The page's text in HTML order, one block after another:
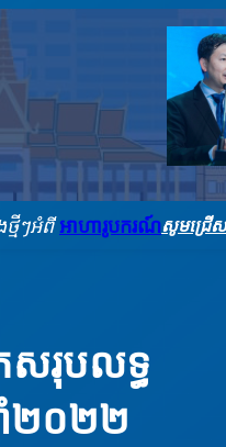
មីៗអំពីអាហារូបករណ៍សូមជ្រើ
រុបលទ្ធ
ាំ២០២២